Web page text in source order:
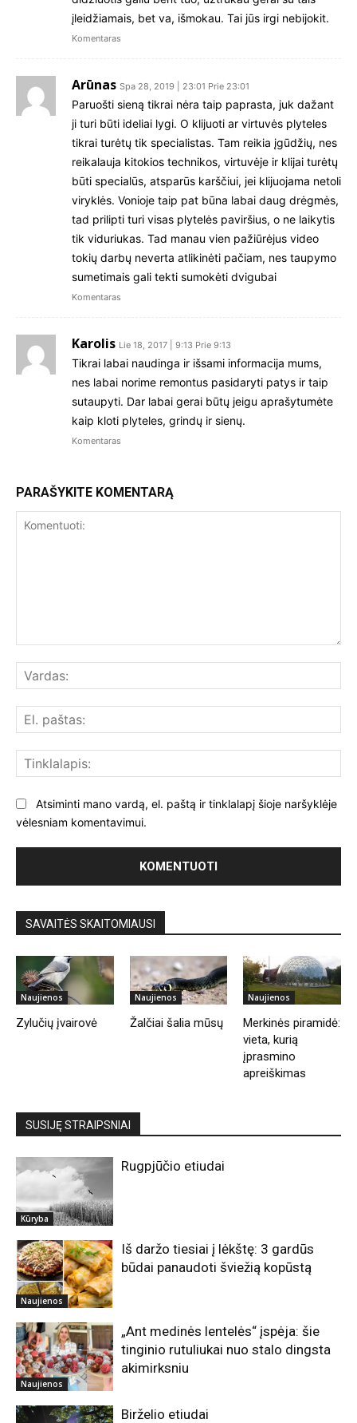
įleidžiamais, bet va, išmokau. Tai jūs irgi nebijokit.
Komentaras
Arūnas Spa 28, 2019 | 23:01 Prie 23:01
Paruošti sieną tikrai nėra taip paprasta, juk dažant
ji turi būti ideliai lygi. O klijuoti ar virtuvės plyteles
tikrai turėtų tik specialistas. Tam reikia įgūdžių, nes
reikalauja kitokios technikos, virtuvėje ir klijai turėtų
būti specialūs, atsparūs karščiui, jei klijuojama netoli
viryklės. Vonioje taip pat būna labai daug drėgmės,
tad prilipti turi visas plytelės paviršius, o ne laikytis
tik viduriukas. Tad manau vien pažiūrėjus video
tokių darbų neverta atlikinėti pačiam, nes taupymo
sumetimais gali tekti sumokėti dvigubai
Komentaras
Karolis Lie 18, 2017 | 9:13 Prie 9:13
Tikrai labai naudinga ir išsami informacija mums,
nes labai norime remontus pasidaryti patys ir taip
sutaupyti. Dar labai gerai būtų jeigu aprašytumėte
kaip kloti plyteles, grindų ir sienų.
Komentaras
PARAŠYKITE KOMENTARĄ
Atsiminti mano vardą, el. paštą ir tinklalapį šioje naršyklėje
vėlesniam komentavimui.
SAVAITĖS SKAITOMIAUSI
Naujienos
Zylučių įvairovė
Naujienos
Žalčiai šalia mūsų
Naujienos
Merkinės piramidė:
vieta, kurią
įprasmino
apreiškimas
SUSIJĘ STRAIPSNIAI
Kūryba
Rugpjūčio etiudai
Naujienos
Iš daržo tiesiai į lėkštę: 3 gardūs
būdai panaudoti šviežią kopūstą
Naujienos
„Ant medinės lentelės“ įspėja: šie
tinginio rutuliukai nuo stalo dingsta
akimirksniu
Birželio etiudai